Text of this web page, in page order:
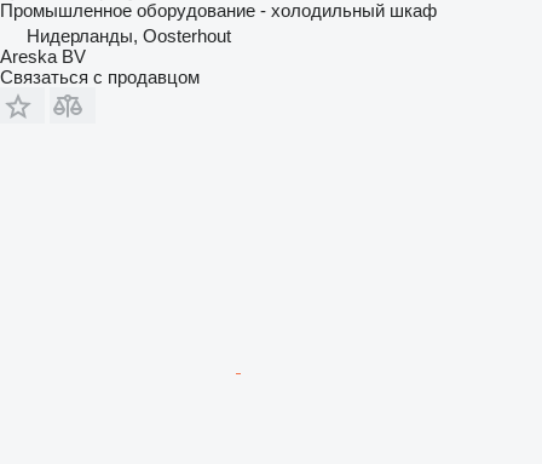
Промышленное оборудование - холодильный шкаф
Нидерланды, Oosterhout
Areska BV
Связаться с продавцом